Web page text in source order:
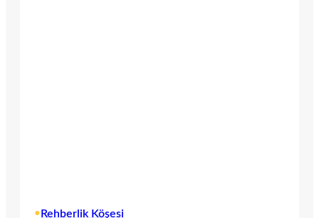
• Rehberlik Köşesi